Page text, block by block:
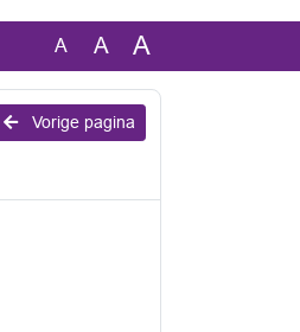
A A A
Vorige pagina